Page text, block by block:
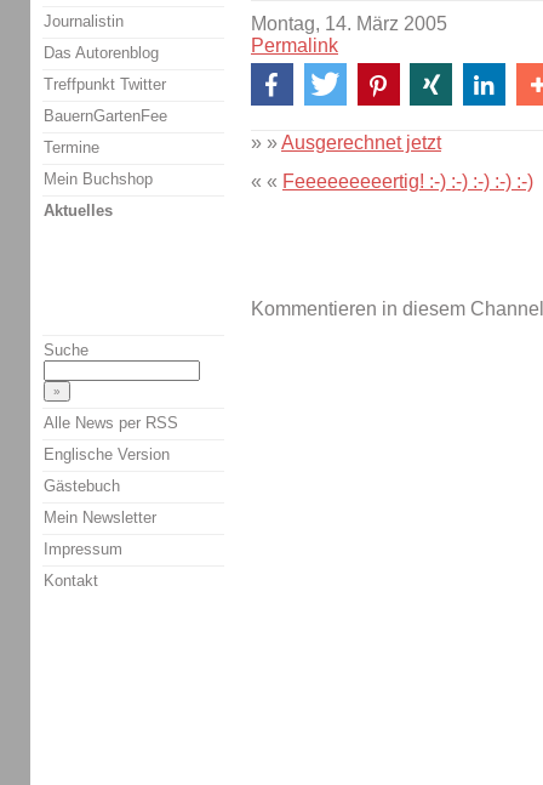
Montag, 14. März 2005
Permalink
» »Ausgerechnet jetzt
« « Feeeeeeeeertig! :-) :-) :-) :-) :-)
Kommentieren in diesem
Journalistin
Das Autorenblog
Treffpunkt Twitter
BauernGartenFee
Termine
Mein Buchshop
Aktuelles
Suche
Alle News per RSS
Englische Version
Gästebuch
Mein Newsletter
Impressum
Kontakt